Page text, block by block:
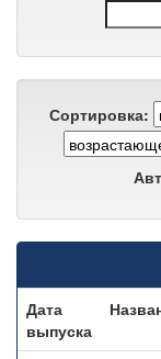
Сортировка:
Дата
выпуска